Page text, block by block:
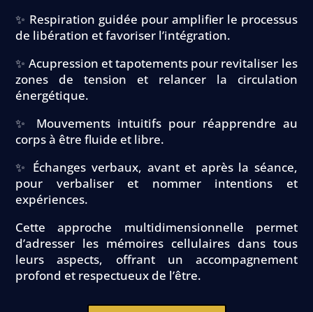
✨ Respiration guidée pour amplifier le processus
de libération et favoriser l’intégration.
✨ Acupression et tapotements pour revitaliser les
zones de tension et relancer la circulation
énergétique.
✨ Mouvements intuitifs pour réapprendre au
corps à être fluide et libre.
✨ Échanges verbaux, avant et après la séance,
pour verbaliser et nommer intentions et
expériences.
Cette approche multidimensionnelle permet
d’adresser les mémoires cellulaires dans tous
leurs aspects, offrant un accompagnement
profond et respectueux de l’être.